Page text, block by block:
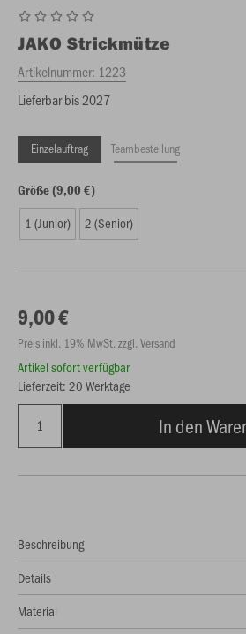
JAKO Strickmütze
Artikelnummer: 1223
Lieferbar bis 2027
Einzelauftrag Teambestellung
Größe (9,00 €)
1 (Junior) 2 (Senior)
9,00 €
Preis inkl. 19% MwSt. zzgl. Versand
Artikel sofort verfügbar
Lieferzeit: 20 Werktage
In den
Beschreibung
Details
Material